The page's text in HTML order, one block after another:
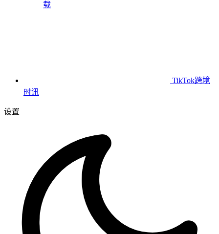
载
TikTok跨境
时讯
设置